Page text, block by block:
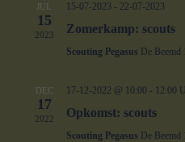
JUL
15
2023
15-07-2023 - 22-07-2023
Zomerkamp: scouts
Scouting Pegasus De Beemd
DEC
17
2022
17-12-2022 @ 10:00- 12:00
Opkomst: scouts
Scouting Pegasus De Beemd